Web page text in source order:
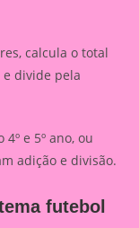
calcula o total
e divide pela
e 5º ano, ou
adição e divisão.
futebol